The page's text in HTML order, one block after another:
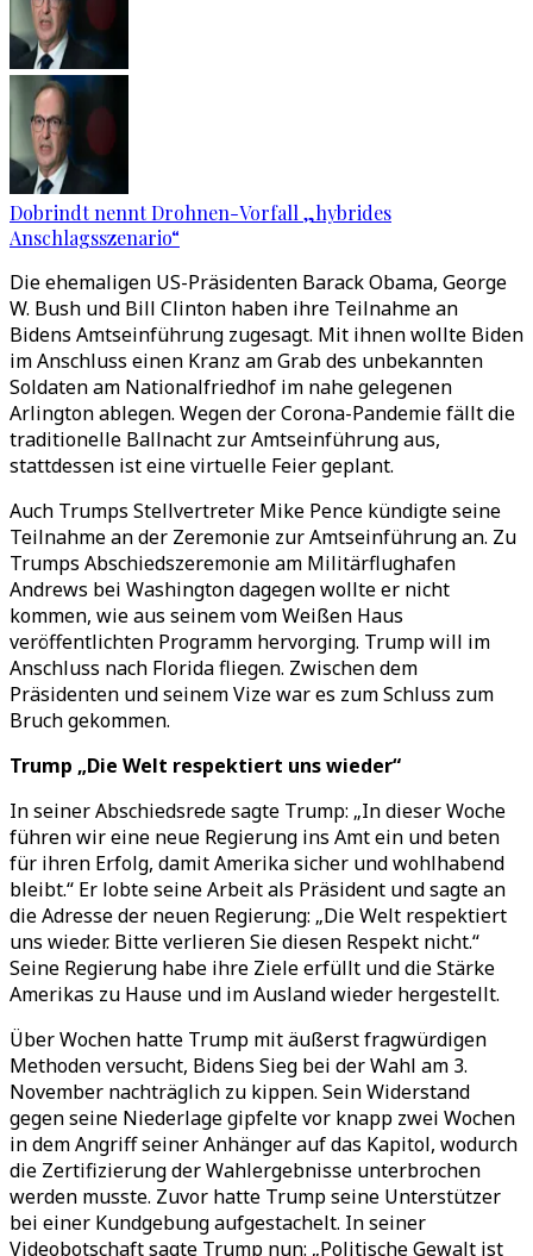
Dobrindt nennt Drohnen-Vorfall „hybrides
Anschlagsszenario“
Die ehemaligen US-Präsidenten Barack Obama, George
W. Bush und Bill Clinton haben ihre Teilnahme an
Bidens Amtseinführung zugesagt. Mit ihnen wollte Biden
im Anschluss einen Kranz am Grab des unbekannten
Soldaten am Nationalfriedhof im nahe gelegenen
Arlington ablegen. Wegen der Corona-Pandemie fällt die
traditionelle Ballnacht zur Amtseinführung aus,
stattdessen ist eine virtuelle Feier geplant.
Auch Trumps Stellvertreter Mike Pence kündigte seine
Teilnahme an der Zeremonie zur Amtseinführung an. Zu
Trumps Abschiedszeremonie am Militärflughafen
Andrews bei Washington dagegen wollte er nicht
kommen, wie aus seinem vom Weißen Haus
veröffentlichten Programm hervorging. Trump will im
Anschluss nach Florida fliegen. Zwischen dem
Präsidenten und seinem Vize war es zum Schluss zum
Bruch gekommen.
Trump „Die Welt respektiert uns wieder“
In seiner Abschiedsrede sagte Trump: „In dieser Woche
führen wir eine neue Regierung ins Amt ein und beten
für ihren Erfolg, damit Amerika sicher und wohlhabend
bleibt.“ Er lobte seine Arbeit als Präsident und sagte an
die Adresse der neuen Regierung: „Die Welt respektiert
uns wieder. Bitte verlieren Sie diesen Respekt nicht.“
Seine Regierung habe ihre Ziele erfüllt und die Stärke
Amerikas zu Hause und im Ausland wieder hergestellt.
Über Wochen hatte Trump mit äußerst fragwürdigen
Methoden versucht, Bidens Sieg bei der Wahl am 3.
November nachträglich zu kippen. Sein Widerstand
gegen seine Niederlage gipfelte vor knapp zwei Wochen
in dem Angriff seiner Anhänger auf das Kapitol, wodurch
die Zertifizierung der Wahlergebnisse unterbrochen
werden musste. Zuvor hatte Trump seine Unterstützer
bei einer Kundgebung aufgestachelt. In seiner
Videobotschaft sagte Trump nun: „Politische Gewalt ist